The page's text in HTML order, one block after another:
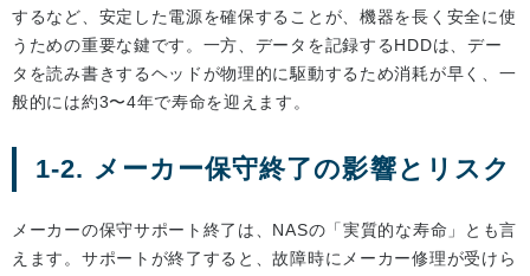
するなど、安定した電源を確保することが、機器を長く安全に使
うための重要な鍵です。一方、データを記録するHDDは、デー
タを読み書きするヘッドが物理的に駆動するため消耗が早く、一
般的には約3〜4年で寿命を迎えます。
1-2. メーカー保守終了の影響とリスク
メーカーの保守サポート終了は、NASの「実質的な寿命」とも言
えます。サポートが終了すると、故障時にメーカー修理が受けら